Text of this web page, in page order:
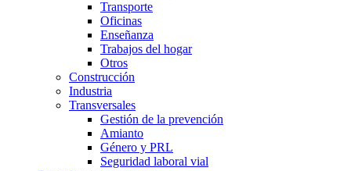
Transporte
Oficinas
Enseñanza
Trabajos del hogar
Otros
Construcción
Industria
Transversales
Gestión de la prevención
Amianto
Género y PRL
Seguridad laboral vial